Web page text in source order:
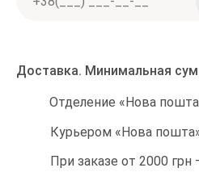
Доставка. Минимальная
Отделение «Нова
Курьером «Нова
При заказе от 2000 грн